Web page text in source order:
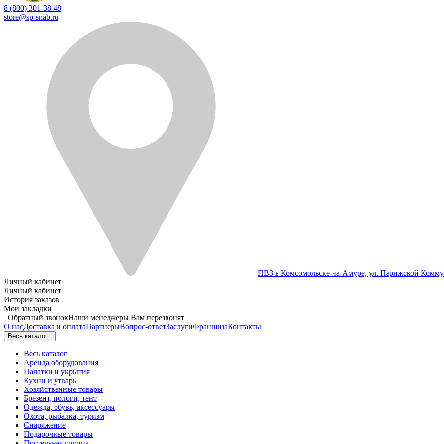
8 (800) 301-38-48
store@sp-snab.ru
ПВЗ в Комсомольске-на-Амуре, ул. Парижской
Личный кабинет
Личный кабинет
История заказов
Мои закладки
Обратный звонокНаши менеджеры Вам перезвонят
О насДоставка и оплатаПартнерыВопрос-ответЗаслугиФраншизаКонтакты
Весь каталог
Весь каталог
Аренда оборудования
Палатки и укрытия
Кухни и утварь
Хозяйственные товары
Брезент, пологи, тент
Одежда, обувь, аксессуары
Охота, рыбалка, туризм
Снаряжение
Подарочные товары